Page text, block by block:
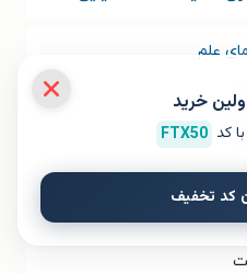
علم
کد FTX50
کد تخفیف